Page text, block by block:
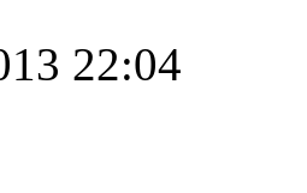
22:04